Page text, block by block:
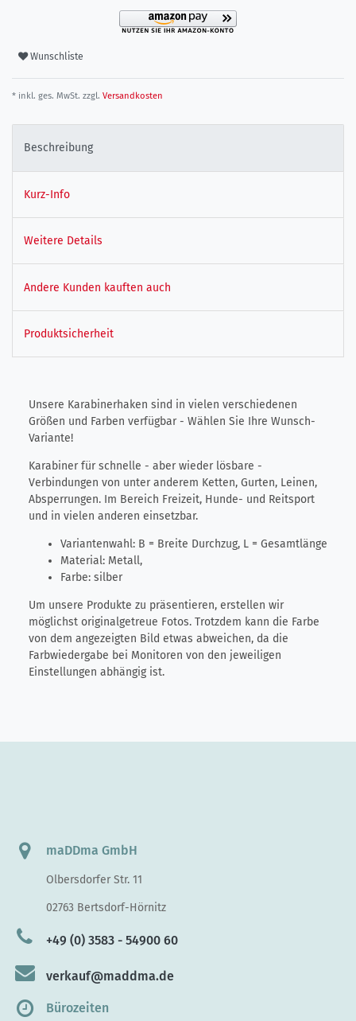
Wunschliste
* inkl. ges. MwSt. zzgl. Versandkosten
Beschreibung
Kurz-Info
Weitere Details
Andere Kunden kauften auch
Produktsicherheit
Unsere Karabinerhaken sind in vielen verschiedenen
Größen und Farben verfügbar - Wählen Sie Ihre Wunsch-
Variante!
Karabiner für schnelle - aber wieder lösbare -
Verbindungen von unter anderem Ketten, Gurten, Leinen,
Absperrungen. Im Bereich Freizeit, Hunde- und Reitsport
und in vielen anderen einsetzbar.
Variantenwahl: B = Breite Durchzug, L = Gesamtlänge
Material: Metall,
Farbe: silber
Um unsere Produkte zu präsentieren, erstellen wir
möglichst originalgetreue Fotos. Trotzdem kann die Farbe
von dem angezeigten Bild etwas abweichen, da die
Farbwiedergabe bei Monitoren von den jeweiligen
Einstellungen abhängig ist.
maDDma GmbH
Olbersdorfer Str. 11
02763 Bertsdorf-Hörnitz
+49 (0) 3583 - 54900 60
verkauf@maddma.de
Bürozeiten